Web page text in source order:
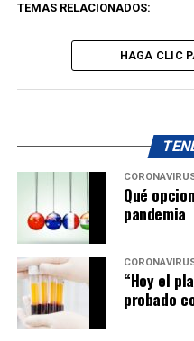
TEMAS RELACIONADOS:
HAGA CLIC
Qué
pandemia
“Hoy el
probado